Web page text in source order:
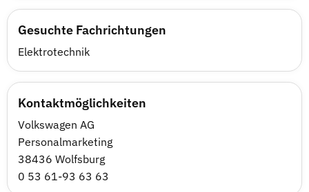
Gesuchte Fachrichtungen
Elektrotechnik
Kontaktmöglichkeiten
Volkswagen AG
Personalmarketing
38436 Wolfsburg
0 53 61-93 63 63